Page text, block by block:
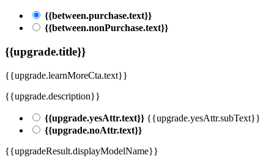
{{between.purchase.text}}
{{between.nonPurchase.text}}
{{upgrade.title}}
{{upgrade.learnMoreCta.text}}
{{upgrade.description}}
{{upgrade.yesAttr.text}} {{upgrade.yesAttr.subText}}
{{upgrade.noAttr.text}}
{{upgradeResult.displayModelName}}